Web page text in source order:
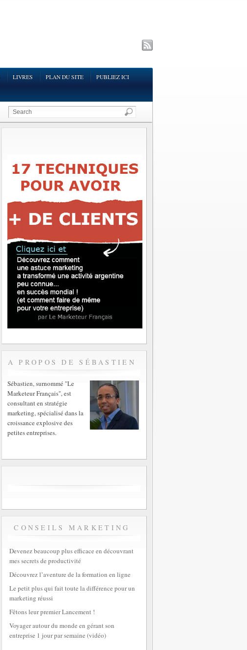
LIVRES PLAN DU SITE PUBLIEZ ICI
A PROPOS DE SÉBASTIEN
Sébastien, surnommé "Le
Marketeur Français", est
consultant en stratégie
marketing, spécialisé dans la
croissance explosive des
petites entreprises.
CONSEILS MARKETING
Devenez beaucoup plus efficace en découvrant
mes secrets de productivité
Découvrez l’aventure de la formation en ligne
Le petit plus qui fait toute la différence pour un
marketing réussi
Fêtons leur premier Lancement !
Voyager autour du monde en gérant son
entreprise 1 jour par semaine (vidéo)